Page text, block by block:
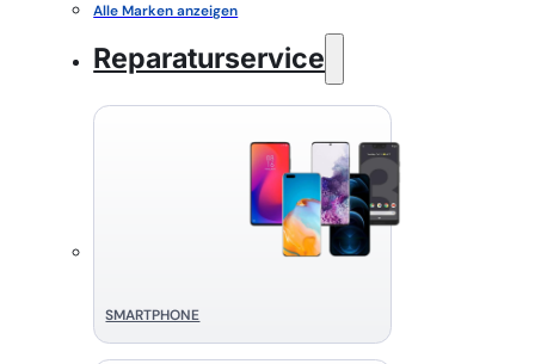
Alle Marken anzeigen
Reparaturservice
SMART­PHONE